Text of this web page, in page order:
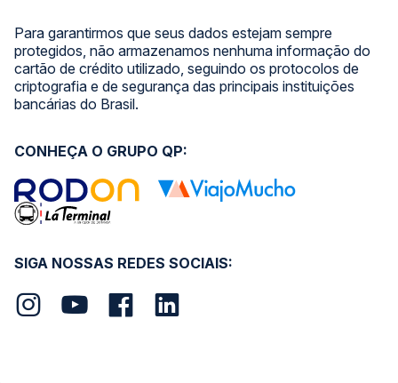
Para garantirmos que seus dados estejam sempre
protegidos, não armazenamos nenhuma informação do
cartão de crédito utilizado, seguindo os protocolos de
criptografia e de segurança das principais instituições
bancárias do Brasil.
SIGA NOSSAS REDES SOCIAIS:
CONHEÇA O GRUPO QP: